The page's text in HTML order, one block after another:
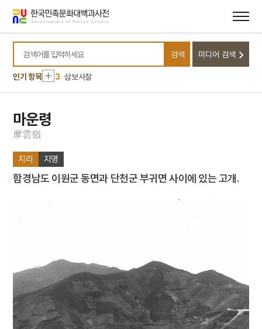
바로가기
바로가기
검색어를 입력하세요
검색 미디어 검색
인기 항목
10 예종
1 금성대군
2 세조
3 삼보사찰
4 세종
8
9 여수·순천 10·19사건
5
YH무역여공사건
이괄의 난
7
SK 하이닉스
마운령
摩雲嶺
지리 지명
함경남도 이원군 동면과 단천군 부귀면 사이에 있는 고개.